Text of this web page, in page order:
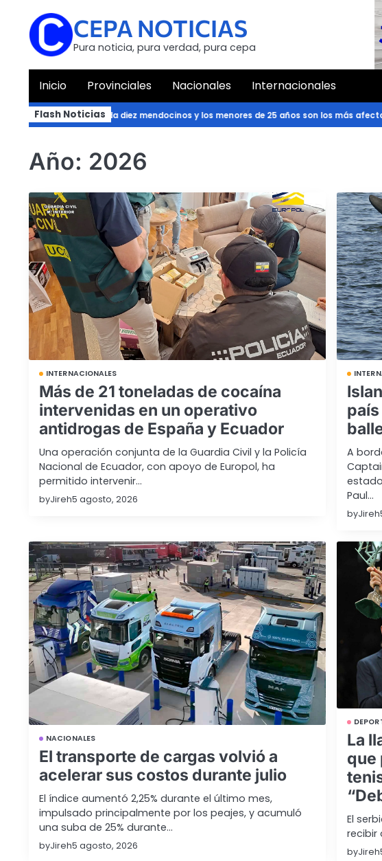
content
CEPA NOTICIAS
Pura noticia, pura verdad, pura cepa
Inicio Provinciales Nacionales Internacionales
Flash Noticias
a dos de cada diez mendocinos y los menores de 25 años son los más afectados
Año: 2026
INTERNACIONALES
Más de 21 toneladas de cocaína
intervenidas en un operativo
antidrogas de España y Ecuador
Una operación conjunta de la Guardia Civil y la Policía
Nacional de Ecuador, con apoyo de Europol, ha
permitido intervenir…
byJireh5 agosto, 2026
A
Paul…
byJireh
NACIONALES
El transporte de cargas volvió a
acelerar sus costos durante julio
El índice aumentó 2,25% durante el último mes,
impulsado principalmente por los peajes, y acumuló
una suba de 25% durante…
byJireh5 agosto, 2026
La
que
El
recibir
byJireh